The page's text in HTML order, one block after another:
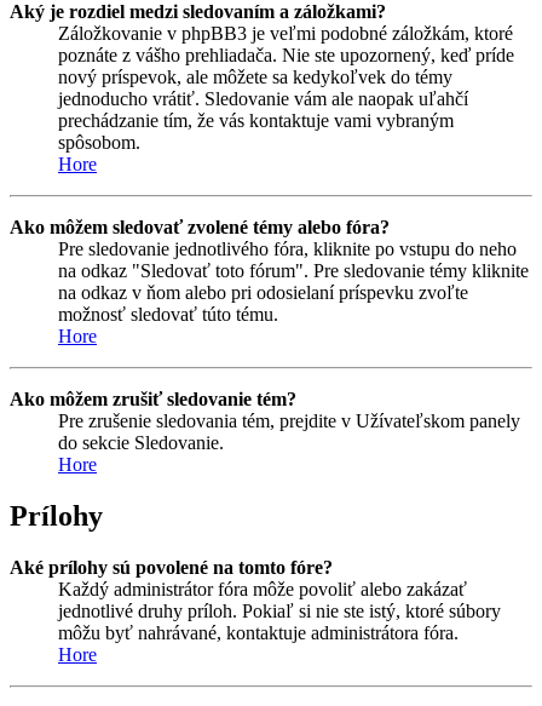
Aký je rozdiel medzi sledovaním a záložkami?
Záložkovanie v phpBB3 je veľmi podobné záložkám, ktoré
poznáte z vášho prehliadača. Nie ste upozornený, keď príde
nový príspevok, ale môžete sa kedykoľvek do témy
jednoducho vrátiť. Sledovanie vám ale naopak uľahčí
prechádzanie tím, že vás kontaktuje vami vybraným
spôsobom.
Hore
Ako môžem sledovať zvolené témy alebo fóra?
Pre sledovanie jednotlivého fóra, kliknite po vstupu do neho
na odkaz "Sledovať toto fórum". Pre sledovanie témy kliknite
na odkaz v ňom alebo pri odosielaní príspevku zvoľte
možnosť sledovať túto tému.
Hore
Ako môžem zrušiť sledovanie tém?
Pre zrušenie sledovania tém, prejdite v Užívateľskom panely
do sekcie Sledovanie.
Hore
Prílohy
Aké prílohy sú povolené na tomto fóre?
Každý administrátor fóra môže povoliť alebo zakázať
jednotlivé druhy príloh. Pokiaľ si nie ste istý, ktoré súbory
môžu byť nahrávané, kontaktuje administrátora fóra.
Hore